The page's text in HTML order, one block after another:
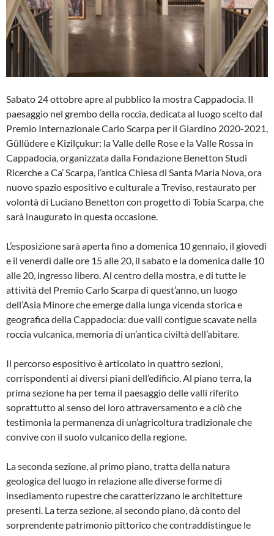
Sabato 24 ottobre apre al pubblico la mostra Cappadocia. Il
paesaggio nel grembo della roccia, dedicata al luogo scelto dal
Premio Internazionale Carlo Scarpa per il Giardino 2020-2021,
Güllüdere e Kizilçukur: la Valle delle Rose e la Valle Rossa in
Cappadocia, organizzata dalla Fondazione Benetton Studi
Ricerche a Ca’ Scarpa, l’antica Chiesa di Santa Maria Nova, ora
nuovo spazio espositivo e culturale a Treviso, restaurato per
volontà di Luciano Benetton con progetto di Tobia Scarpa, che
sarà inaugurato in questa occasione.
L’esposizione sarà aperta fino a domenica 10 gennaio, il giovedì
e il venerdì dalle ore 15 alle 20, il sabato e la domenica dalle 10
alle 20, ingresso libero. Al centro della mostra, e di tutte le
attività del Premio Carlo Scarpa di quest’anno, un luogo
dell’Asia Minore che emerge dalla lunga vicenda storica e
geografica della Cappadocia: due valli contigue scavate nella
roccia vulcanica, memoria di un’antica civiltà dell’abitare.
Il percorso espositivo è articolato in quattro sezioni,
corrispondenti ai diversi piani dell’edificio. Al piano terra, la
prima sezione ha per tema il paesaggio delle valli riferito
soprattutto al senso del loro attraversamento e a ciò che
testimonia la permanenza di un’agricoltura tradizionale che
convive con il suolo vulcanico della regione.
La seconda sezione, al primo piano, tratta della natura
geologica del luogo in relazione alle diverse forme di
insediamento rupestre che caratterizzano le architetture
presenti. La terza sezione, al secondo piano, dà conto del
sorprendente patrimonio pittorico che contraddistingue le